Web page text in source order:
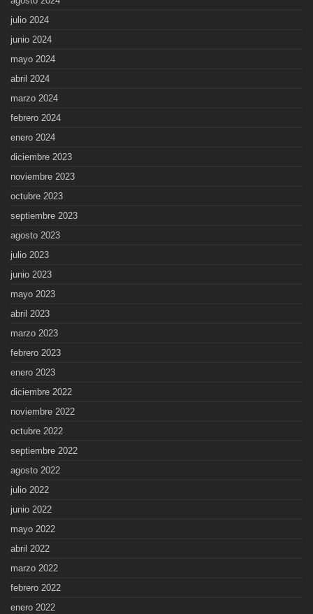
julio 2024
junio 2024
mayo 2024
abril 2024
marzo 2024
febrero 2024
enero 2024
diciembre 2023
noviembre 2023
octubre 2023
septiembre 2023
agosto 2023
julio 2023
junio 2023
mayo 2023
abril 2023
marzo 2023
febrero 2023
enero 2023
diciembre 2022
noviembre 2022
octubre 2022
septiembre 2022
agosto 2022
julio 2022
junio 2022
mayo 2022
abril 2022
marzo 2022
febrero 2022
enero 2022